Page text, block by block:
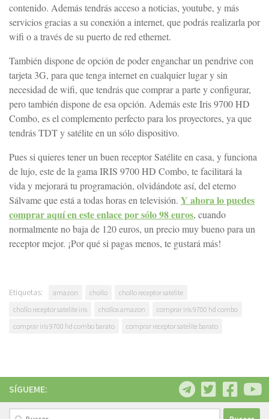
contenido. Además tendrás acceso a noticias, youtube, y más
servicios gracias a su conexión a internet, que podrás realizarla por
wifi o a través de su puerto de red ethernet.
También dispone de opción de poder enganchar un pendrive con
tarjeta 3G, para que tenga internet en cualquier lugar y sin
necesidad de wifi, que tendrás que comprar a parte y configurar,
pero también dispone de esa opción. Además este Iris 9700 HD
Combo, es el complemento perfecto para los proyectores, ya que
tendrás TDT y satélite en un sólo dispositivo.
Pues si quieres tener un buen receptor Satélite en casa, y funciona
de lujo, este de la gama IRIS 9700 HD Combo, te facilitará la
vida y mejorará tu programación, olvidándote así, del eterno
Sálvame que está a todas horas en televisión. Y ahora lo puedes
comprar aquí en este enlace por sólo 98 euros, cuando
normalmente no baja de 120 euros, un precio muy bueno para un
receptor mejor. ¡Por qué si pagas menos, te gustará más!
Etiquetas: amazon chollo
chollo receptor satelite
chollo receptor satelite iris
chollos amazon
comprar iris 9700 hd combo
comprar iris 9700 hd combo barato
comprar receptor satelite barato
SÍGUEME:
Buscar: